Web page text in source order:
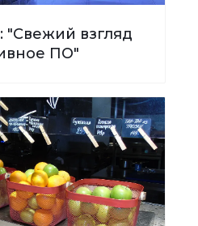
"Свежий взгляд
ПО"